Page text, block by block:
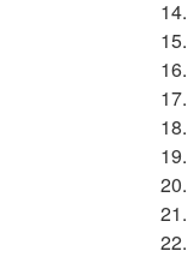
14.
15.
16.
17.
18.
19.
20.
21.
22.